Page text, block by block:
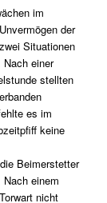
im
der
Situationen
Nach einer
stellten
es im
keine
Beimerstetter
einem
nicht